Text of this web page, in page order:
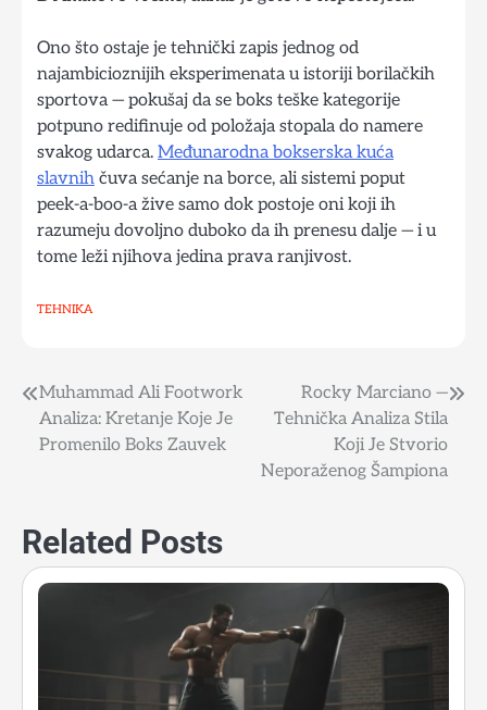
Ono što ostaje je tehnički zapis jednog od
najambicioznijih eksperimenata u istoriji borilačkih
sportova — pokušaj da se boks teške kategorije
potpuno redifinuje od položaja stopala do namere
svakog udarca. Međunarodna bokserska kuća
slavnih čuva sećanje na borce, ali sistemi poput
peek-a-boo-a žive samo dok postoje oni koji ih
razumeju dovoljno duboko da ih prenesu dalje — i u
tome leži njihova jedina prava ranjivost.
TEHNIKA
Post
navigation
Muhammad Ali Footwork
Analiza: Kretanje Koje Je
Promenilo Boks Zauvek
Rocky Marciano —
Tehnička Analiza Stila
Koji Je Stvorio
Neporaženog Šampiona
Related Posts